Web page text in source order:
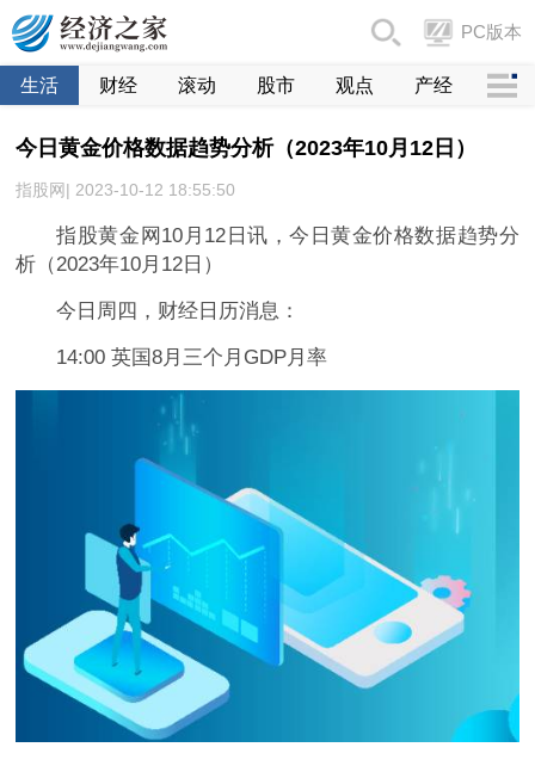
PC版本
生活 财经 滚动 股市 观点 产经
今日黄金价格数据趋势分析（2023年10月12日）
指股网| 2023-10-12 18:55:50
指股黄金网10月12日讯，今日黄金价格数据趋势分
析（2023年10月12日）
今日周四，财经日历消息：
14:00 英国8月三个月GDP月率